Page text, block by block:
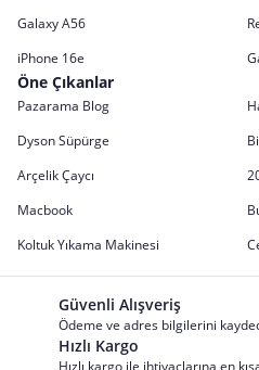
Galaxy A56
iPhone 16e
Öne Çıkanlar
Pazarama Blog
Dyson Süpürge
Arçelik Çaycı
Macbook
Koltuk Yıkama Makinesi
Güvenli Alışveriş
Ödeme ve adres bilgilerini
Hızlı Kargo